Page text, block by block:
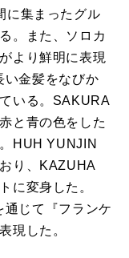
に集まったグル
。また、ソロカ
より鮮明に表現
い金髪をなびか
いる。SAKURA
と青の色をした
HUH YUNJIN
り、KAZUHA
に変身した。
じて『フランケ
現した。